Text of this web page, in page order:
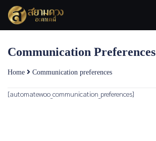
Skip
content
Communication Preferences
Home Communication preferences
[automatewoo_communication_preferences]